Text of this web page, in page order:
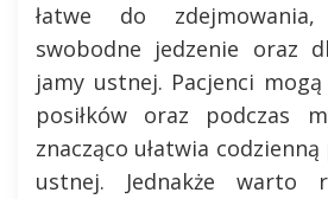
łatwe do
swobodne jedzenie oraz
jamy ustnej. Pacjenci
posiłków oraz podczas
znacząco ułatwia
ustnej. Jednakże warto